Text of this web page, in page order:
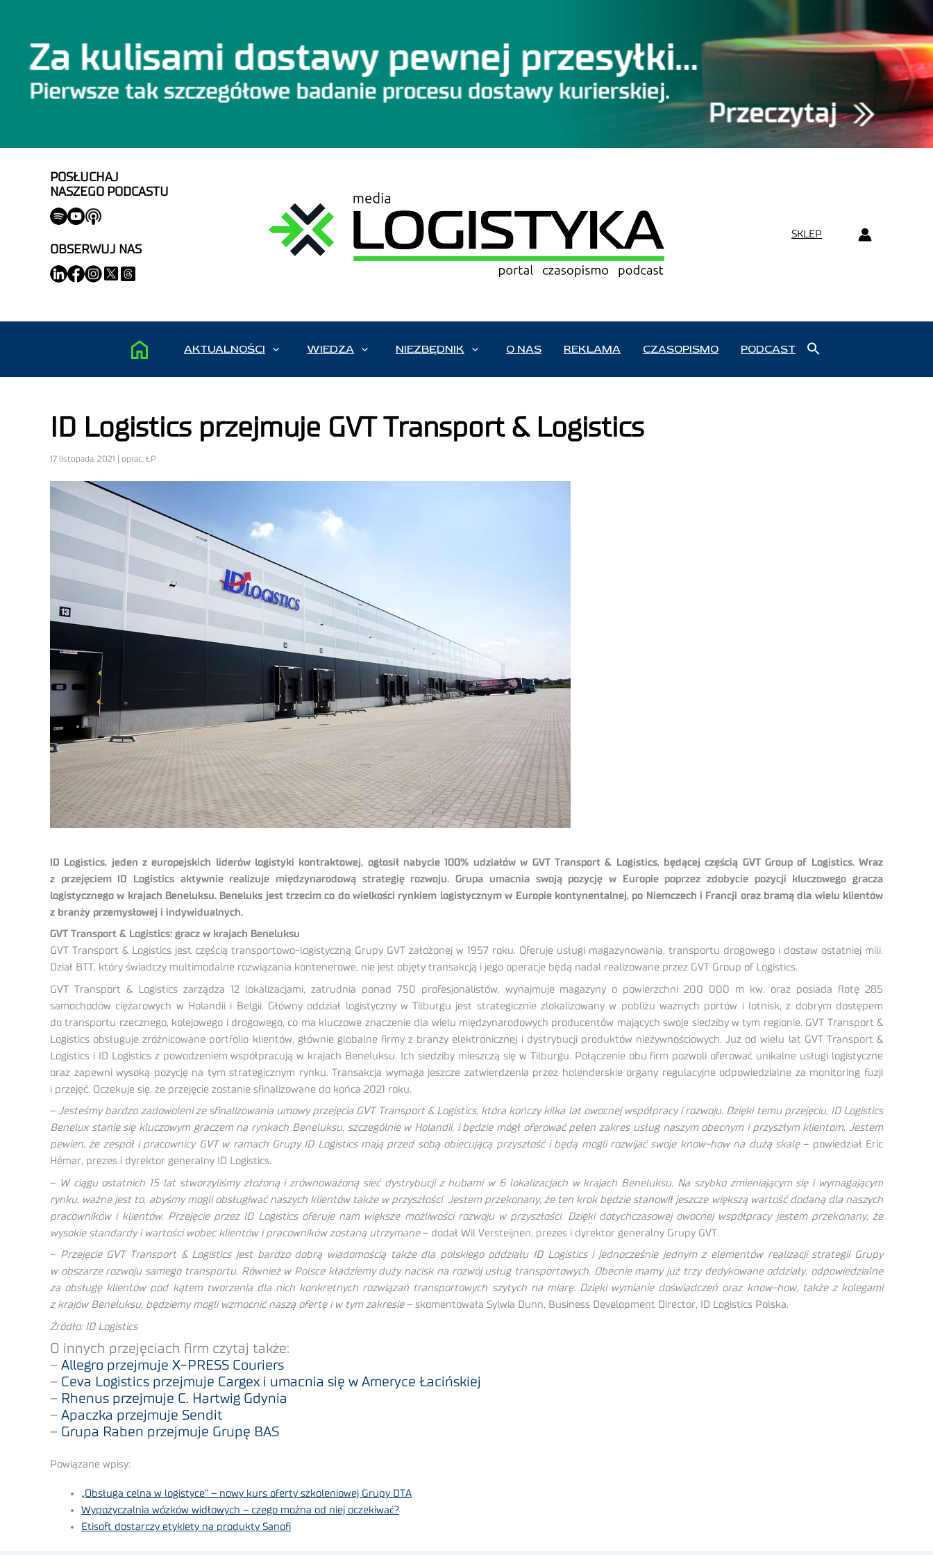
POSŁUCHAJ
NASZEGO PODCASTU
OBSERWUJ NAS
SKLEP
AKTUALNOŚCI WIEDZA NIEZBĘDNIK O NAS REKLAMA CZASOPISMO PODCAST
ID Logistics przejmuje GVT Transport & Logistics
17 listopada, 2021 | oprac. ŁP
ID Logistics, jeden z europejskich liderów logistyki kontraktowej, ogłosił nabycie 100% udziałów w GVT Transport & Logistics, będącej częścią GVT Group of Logistics. Wraz
z przejęciem ID Logistics aktywnie realizuje międzynarodową strategię rozwoju. Grupa umacnia swoją pozycję w Europie poprzez zdobycie pozycji kluczowego gracza
logistycznego w krajach Beneluksu. Beneluks jest trzecim co do wielkości rynkiem logistycznym w Europie kontynentalnej, po Niemczech i Francji oraz bramą dla wielu klientów
z branży przemysłowej i indywidualnych.
GVT Transport & Logistics: gracz w krajach Beneluksu
GVT Transport & Logistics jest częścią transportowo-logistyczną Grupy GVT założonej w 1957 roku. Oferuje usługi magazynowania, transportu drogowego i dostaw ostatniej mili.
Dział BTT, który świadczy multimodalne rozwiązania kontenerowe, nie jest objęty transakcją i jego operacje będą nadal realizowane przez GVT Group of Logistics.
GVT Transport & Logistics zarządza 12 lokalizacjami, zatrudnia ponad 750 profesjonalistów, wynajmuje magazyny o powierzchni 200 000 m kw. oraz posiada flotę 285
samochodów ciężarowych w Holandii i Belgii. Główny oddział logistyczny w Tilburgu jest strategicznie zlokalizowany w pobliżu ważnych portów i lotnisk, z dobrym dostępem
do transportu rzecznego, kolejowego i drogowego, co ma kluczowe znaczenie dla wielu międzynarodowych producentów mających swoje siedziby w tym regionie. GVT Transport &
Logistics obsługuje zróżnicowane portfolio klientów, głównie globalne firmy z branży elektronicznej i dystrybucji produktów nieżywnościowych. Już od wielu lat GVT Transport &
Logistics i ID Logistics z powodzeniem współpracują w krajach Beneluksu. Ich siedziby mieszczą się w Tilburgu. Połączenie obu firm pozwoli oferować unikalne usługi logistyczne
oraz zapewni wysoką pozycję na tym strategicznym rynku. Transakcja wymaga jeszcze zatwierdzenia przez holenderskie organy regulacyjne odpowiedzialne za monitoring fuzji
i przejęć. Oczekuje się, że przejęcie zostanie sfinalizowane do końca 2021 roku.
–Jesteśmy bardzo zadowoleni ze sfinalizowania umowy przejęcia GVT Transport & Logistics, która kończy kilka lat owocnej współpracy i rozwoju. Dzięki temu przejęciu, ID Logistics
Benelux stanie się kluczowym graczem na rynkach Beneluksu, szczególnie w Holandii, i będzie mógł oferować pełen zakres usług naszym obecnym i przyszłym klientom. Jestem
pewien, że zespół i pracownicy GVT w ramach Grupy ID Logistics mają przed sobą obiecującą przyszłość i będą mogli rozwijać swoje know-how na dużą skalę– powiedział Eric
Hémar, prezes i dyrektor generalny ID Logistics.
–
W ciągu ostatnich 15 lat stworzyliśmy złożoną i zrównoważoną sieć dystrybucji z hubami w 6 lokalizacjach w krajach Beneluksu. Na szybko zmieniającym się i wymagającym
rynku, ważne jest to, abyśmy mogli obsługiwać naszych klientów także w przyszłości. Jestem przekonany, że ten krok będzie stanowił jeszcze większą wartość dodaną dla naszych
pracowników i klientów. Przejęcie przez ID Logistics oferuje nam większe możliwości rozwoju w przyszłości. Dzięki dotychczasowej owocnej współpracy jestem przekonany, że
wysokie standardy i wartości wobec klientów i pracowników zostaną utrzymane– dodał Wil Versteijnen, prezes i dyrektor generalny Grupy GVT.
– Przejęcie GVT Transport & Logistics jest bardzo dobrą wiadomością także dla polskiego oddziału ID Logistics i jednocześnie jednym z elementów realizacji strategii Grupy
w obszarze rozwoju samego transportu. Również w Polsce kładziemy duży nacisk na rozwój usług transportowych. Obecnie mamy już trzy dedykowane oddziały, odpowiedzialne
za obsługę klientów pod kątem tworzenia dla nich konkretnych rozwiązań transportowych szytych na miarę. Dzięki wymianie doświadczeń oraz know-how, także z kolegami
z krajów Beneluksu, będziemy mogli wzmocnić naszą ofertę i w tym zakresie– skomentowała Sylwia Dunn, Business Development Director, ID Logistics Polska.
Źródło: ID Logistics
O innych przejęciach firm czytaj także:
– Allegro przejmuje X-PRESS Couriers
– Ceva Logistics przejmuje Cargex i umacnia się w Ameryce Łacińskiej
– Rhenus przejmuje C. Hartwig Gdynia
– Apaczka przejmuje Sendit
– Grupa Raben przejmuje Grupę BAS
Powiązane wpisy:
„Obsługa celna w logistyce” – nowy kurs oferty szkoleniowej Grupy DTA
Wypożyczalnia wózków widłowych – czego można od niej oczekiwać?
Etisoft dostarczy etykiety na produkty Sanofi